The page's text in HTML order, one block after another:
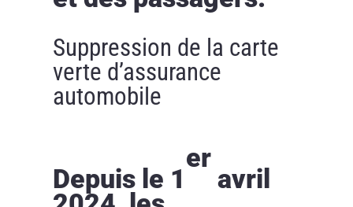
Suppression de la carte
verte d’assurance
automobile
Depuis le 1
er
avril